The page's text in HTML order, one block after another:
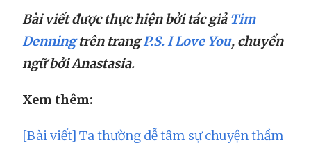
Bài viết được thực hiện bởi tác giả Tim
Denningtrên trangP.S. I Love You, chuyển
ngữ bởi Anastasia.
Xem thêm:
[Bài viết] Ta thường dễ tâm sự chuyện thầm